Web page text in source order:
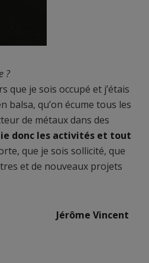
?
que je sois occupé et j’étais
balsa, qu’on écume tous les
de métaux dans des
donc les activités et tout
que je sois sollicité, que
et de nouveaux projets
Jérôme Vincent